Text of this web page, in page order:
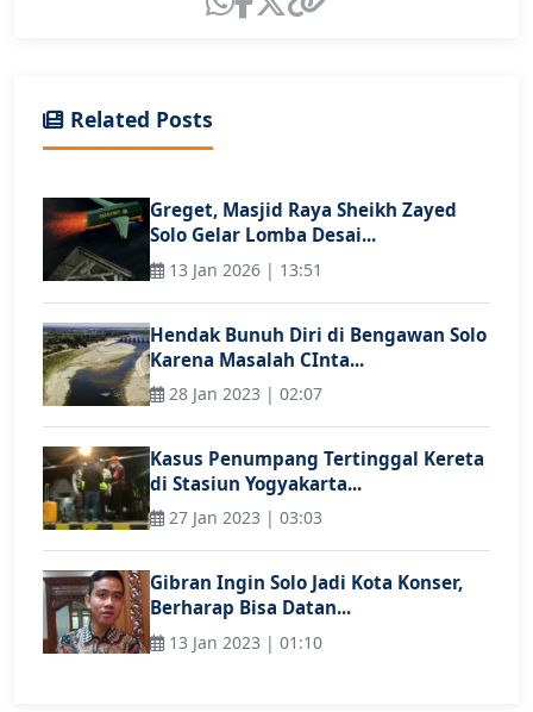
Related Posts
Greget, Masjid Raya Sheikh Zayed
Solo Gelar Lomba Desai...
13 Jan 2026 | 13:51
Hendak Bunuh Diri di Bengawan Solo
Karena Masalah CInta...
28 Jan 2023 | 02:07
Kasus Penumpang Tertinggal Kereta
di Stasiun Yogyakarta...
27 Jan 2023 | 03:03
Gibran Ingin Solo Jadi Kota Konser,
Berharap Bisa Datan...
13 Jan 2023 | 01:10